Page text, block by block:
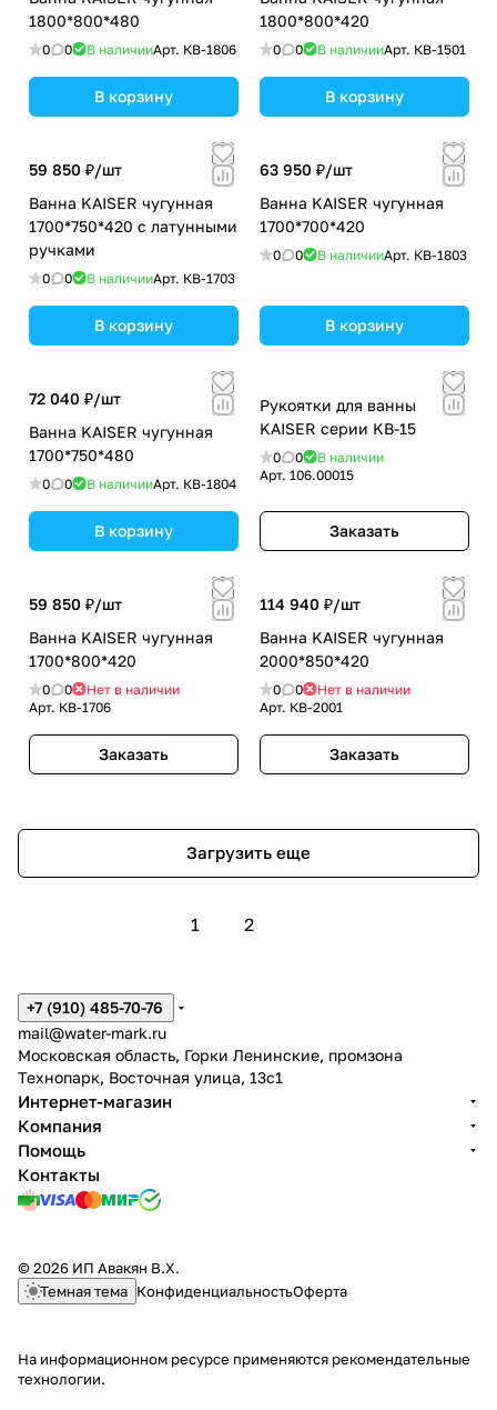
1800*800*480
0 0 В наличииАрт. КВ-1806
В корзину
1800*800*420
0 0 В наличииАрт. КВ-1501
В корзину
59 850 ₽/шт
Ванна KAISER чугунная
1700*750*420 с латунными
ручками
0 0 В наличииАрт. КВ-1703
В корзину
63 950 ₽/шт
Ванна KAISER чугунная
1700*700*420
0 0 В наличииАрт. КВ-1803
В корзину
72 040 ₽/шт
Ванна KAISER чугунная
1700*750*480
0 0 В наличииАрт. КВ-1804
В корзину
Рукоятки для ванны
KAISER серии KB-15
0 0
В наличии
Арт. 106.00015
Заказать
59 850 ₽/шт
Ванна KAISER чугунная
1700*800*420
0 0
Нет в наличии
Арт. КВ-1706
Заказать
114 940 ₽/шт
Ванна KAISER чугунная
2000*850*420
0 0
Нет в наличии
Арт. КВ-2001
Заказать
Загрузить еще
1 2
+7 (910) 485-70-76
mail@water-mark.ru
Московская область, Горки Ленинские, промзона
Технопарк, Восточная улица, 13с1
Интернет-магазин
Компания
Помощь
Контакты
© 2026 ИП Авакян В.Х.
Темная тема КонфиденциальностьОферта
На информационном ресурсе применяются рекомендательные
технологии.